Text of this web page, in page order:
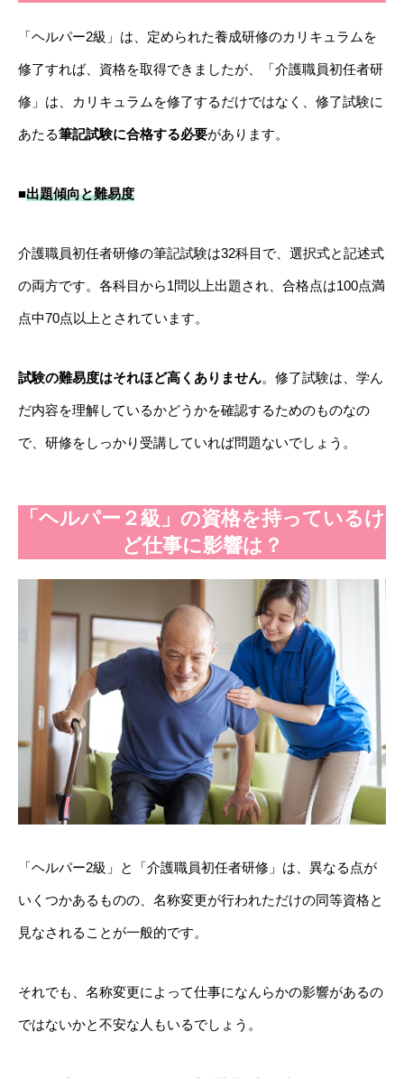
「ヘルパー2級」は、定められた養成研修のカリキュラムを
修了すれば、資格を取得できましたが、「介護職員初任者研
修」は、カリキュラムを修了するだけではなく、修了試験に
あたる筆記試験に合格する必要があります。
■出題傾向と難易度
介護職員初任者研修の筆記試験は32科目で、選択式と記述式
の両方です。各科目から1問以上出題され、合格点は100点満
点中70点以上とされています。
試験の難易度はそれほど高くありません。修了試験は、学ん
だ内容を理解しているかどうかを確認するためのものなの
で、研修をしっかり受講していれば問題ないでしょう。
「ヘルパー２級」の資格を持っているけ
ど仕事に影響は？
「ヘルパー2級」と「介護職員初任者研修」は、異なる点が
いくつかあるものの、名称変更が行われただけの同等資格と
見なされることが一般的です。
それでも、名称変更によって仕事になんらかの影響があるの
ではないかと不安な人もいるでしょう。